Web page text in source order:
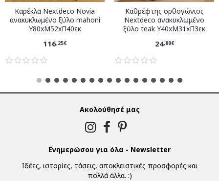
Καρέκλα Nextdeco Novia
ανακυκλωμένο ξύλο mahoni
Υ80xM52xΠ40εκ
116,25€
Καθρέφτης ορθογώνιος
Nextdeco ανακυκλωμένο
ξύλο teak Υ40xM31xΠ3εκ
24,80€
Ακολούθησέ μας
Ενημερώσου για όλα - Newsletter
Ιδέες, ιστορίες, τάσεις, αποκλειστικές προσφορές και
πολλά άλλα. :)